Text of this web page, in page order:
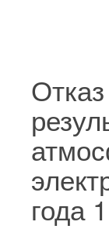
года